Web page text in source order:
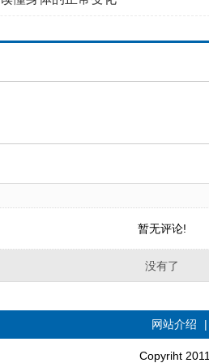
暂无评论!
没有了
网站介绍
Copyriht